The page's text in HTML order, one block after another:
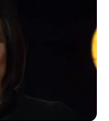
yang berusia 30
dan selalu bekerja